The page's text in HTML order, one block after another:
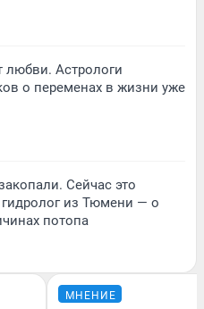
любви. Астрологи
о переменах в жизни уже
Сейчас это
гидролог из Тюмени — о
потопа
МНЕНИЕ